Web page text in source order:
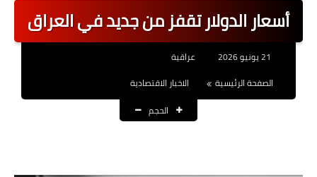
اخبار القطاع العام
نتائج التعيينات
العقود والاجور اليومية
أسعار الدولار تقفز من جديد في العراق
عراقية
الصفحة الرئيسية
الاخبار الاقتصادية
الحجم